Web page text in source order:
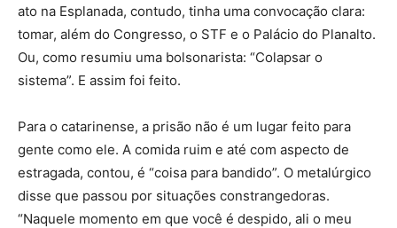
ato na Esplanada, contudo, tinha uma convocação clara:
tomar, além do Congresso, o STF e o Palácio do Planalto.
Ou, como resumiu uma bolsonarista: “Colapsar o
sistema”. E assim foi feito.
Para o catarinense, a prisão não é um lugar feito para
gente como ele. A comida ruim e até com aspecto de
estragada, contou, é “coisa para bandido”. O metalúrgico
disse que passou por situações constrangedoras.
“Naquele momento em que você é despido, ali o meu